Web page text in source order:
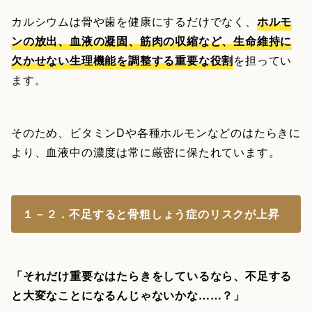
カルシウムは骨や歯を健康にするだけでなく、 ホルモ
ンの放出、血液の凝固、筋肉の収縮など、生命維持に
欠かせない生理機能を調整する重要な役割を担ってい
ます。
そのため、ビタミンDや各種ホルモンなどのはたらきに
より、血液中の濃度は常に厳密に保たれています。
１－２．不足すると骨粗しょう症のリスクが上昇
「それだけ重要なはたらきをしているなら、不足する
と大変なことになるんじゃないかな……？」